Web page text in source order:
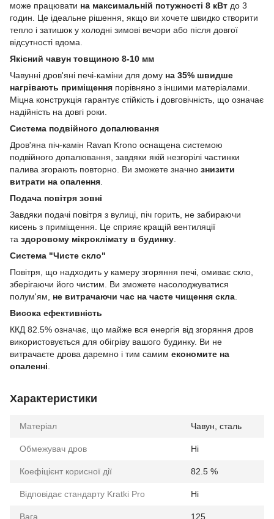
може працювати на максимальній потужності 8 кВт до 3
годин. Це ідеальне рішення, якщо ви хочете швидко створити
тепло і затишок у холодні зимові вечори або після довгої
відсутності вдома.
Якісний чавун товщиною 8-10 мм
Чавунні дров'яні печі-каміни для дому на 35% швидше
нагрівають приміщення порівняно з іншими матеріалами.
Міцна конструкція гарантує стійкість і довговічність, що означає
надійність на довгі роки.
Система подвійного допалювання
Дров'яна піч-камін Ravan Krono оснащена системою
подвійного допалювання, завдяки якій незгорілі частинки
палива згорають повторно. Ви зможете значно знизити
витрати на опалення
Подача повітря зовні
Завдяки подачі повітря з вулиці, піч горить, не забираючи
кисень з приміщення. Це сприяє кращій вентиляції
та здоровому мікроклімату в будинку
Система "Чисте скло"
Повітря, що надходить у камеру згоряння печі, омиває скло,
зберігаючи його чистим. Ви зможете насолоджуватися
полум'ям, не витрачаючи час на часте чищення скла
Висока ефективність
ККД 82.5% означає, що майже вся енергія від згоряння дров
використовується для обігріву вашого будинку. Ви не
витрачаєте дрова даремно і тим самим економите на
опаленні
Характеристики
Матеріал Чавун, сталь
Обмежувач дров Ні
Коефіцієнт корисної дії 82.5 %
Відповідає стандарту Kratki Pro Ні
Вага 125